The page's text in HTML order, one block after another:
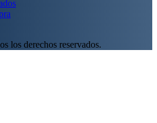
los derechos reservados.